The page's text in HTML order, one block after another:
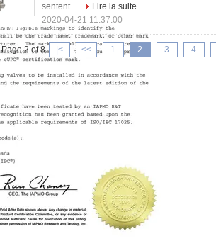
sentent ...
Lire la suite
2020-04-21 11:37:00
Page 2 of 8 |< << 1 2 3 4